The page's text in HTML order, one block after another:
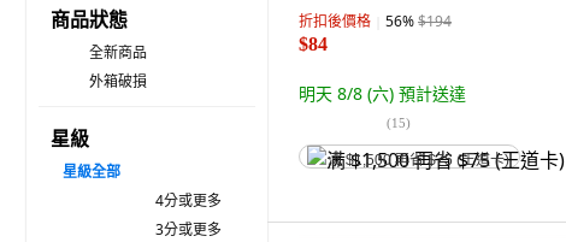
商品狀態
全新商品
外箱破損
星級
星級全部
4分或更多
3分或更多
折扣後價格 56%$194
$84
明天 8/8 (六) 預計送達
(15)
满 $1,500 再省 $75 (王道卡)